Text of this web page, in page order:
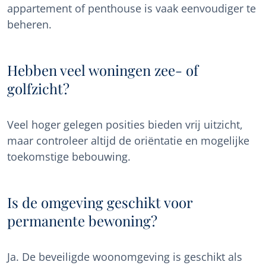
appartement of penthouse is vaak eenvoudiger te
beheren.
Hebben veel woningen zee- of
golfzicht?
Veel hoger gelegen posities bieden vrij uitzicht,
maar controleer altijd de oriëntatie en mogelijke
toekomstige bebouwing.
Is de omgeving geschikt voor
permanente bewoning?
Ja. De beveiligde woonomgeving is geschikt als